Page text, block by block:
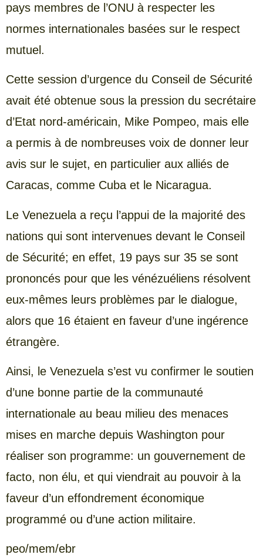
pays membres de l’ONU à respecter les
normes internationales basées sur le respect
mutuel.
Cette session d’urgence du Conseil de Sécurité
avait été obtenue sous la pression du secrétaire
d’Etat nord-américain, Mike Pompeo, mais elle
a permis à de nombreuses voix de donner leur
avis sur le sujet, en particulier aux alliés de
Caracas, comme Cuba et le Nicaragua.
Le Venezuela a reçu l’appui de la majorité des
nations qui sont intervenues devant le Conseil
de Sécurité; en effet, 19 pays sur 35 se sont
prononcés pour que les vénézuéliens résolvent
eux-mêmes leurs problèmes par le dialogue,
alors que 16 étaient en faveur d’une ingérence
étrangère.
Ainsi, le Venezuela s’est vu confirmer le soutien
d’une bonne partie de la communauté
internationale au beau milieu des menaces
mises en marche depuis Washington pour
réaliser son programme: un gouvernement de
facto, non élu, et qui viendrait au pouvoir à la
faveur d’un effondrement économique
programmé ou d’une action militaire.
peo/mem/ebr